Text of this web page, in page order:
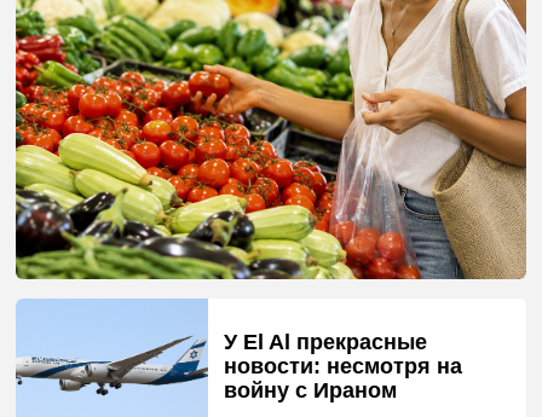
У El Al прекрасные
новости: несмотря на
войну с Ираном